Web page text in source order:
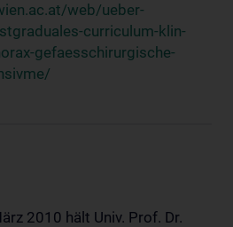
web/ueber-
curriculum-klin-
gefaesschirurgische-
2010 hält Univ. Prof. Dr.